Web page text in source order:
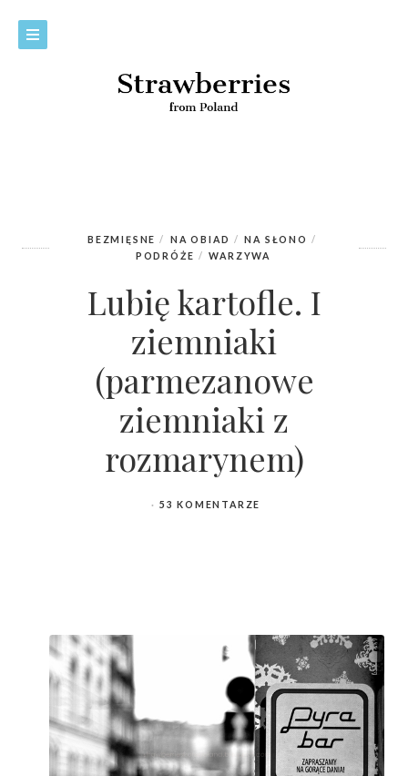
BEZMIĘSNE NA OBIAD
NA SŁONO
PODRÓŻE
WARZYWA
Lubię kartofle. I
ziemniaki
(parmezanowe
ziemniaki z
rozmarynem)
53 KOMENTARZE